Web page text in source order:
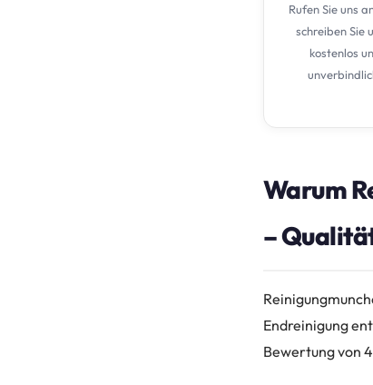
Rufen Sie uns
schreiben Sie
kostenlos
Warum
–
Endreinigung
Bewertung von